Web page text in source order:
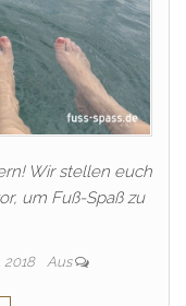
Wir stellen euch
um Fuß-Spaß zu
2018 Aus